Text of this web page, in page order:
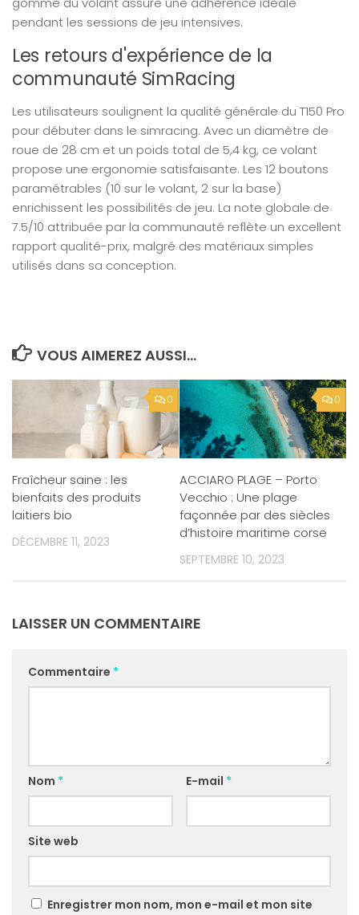
pendant les sessions de jeu intensives.
Les retours d'expérience de la
communauté SimRacing
Les utilisateurs soulignent la qualité générale du T150 Pro
pour débuter dans le simracing. Avec un diamètre de
roue de 28 cm et un poids total de 5,4 kg, ce volant
propose une ergonomie satisfaisante. Les 12 boutons
paramétrables (10 sur le volant, 2 sur la base)
enrichissent les possibilités de jeu. La note globale de
7.5/10 attribuée par la communauté reflète un excellent
rapport qualité-prix, malgré des matériaux simples
utilisés dans sa conception.
VOUS AIMEREZ AUSSI...
0
Fraîcheur saine : les
bienfaits des produits
laitiers bio
DÉCEMBRE 11, 2023
0
ACCIARO PLAGE – Porto
Vecchio : Une plage
façonnée par des siècles
d’histoire maritime corse
SEPTEMBRE 10, 2023
LAISSER UN COMMENTAIRE
Commentaire *
Nom * E-mail *
Site web
Enregistrer mon nom, mon e-mail et mon site